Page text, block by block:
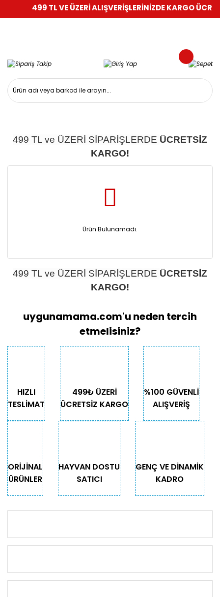
499 TL VE ÜZERİ ALIŞVERİŞLERİNİZDE KARGO
499 TL ve ÜZERİ SİPARİŞLERDE ÜCRETSİZ
KARGO!
Ürün Bulunamadı.
499 TL ve ÜZERİ SİPARİŞLERDE ÜCRETSİZ
KARGO!
uygunamama.com'u neden tercih
etmelisiniz?
HIZLI
TESLİMAT
499₺ ÜZERİ
ÜCRETSİZ KARGO
%100 GÜVENLİ
ALIŞVERİŞ
ORİJİNAL
ÜRÜNLER
HAYVAN DOSTU
SATICI
GENÇ VE DİNAMİK
KADRO